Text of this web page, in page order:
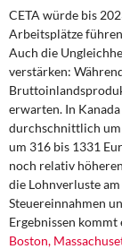
Steuer- und
Öffentliche
Eurokrise und
DIE LINKE
Weitere
Memo-
CETA würde bis
Arbeitsplätze
Auch die
verstärken:
erwarten. In
durchschnittlich um
um 316 bis 1331
noch relativ
die Lohnverluste
Steuereinnahmen
Ergebnissen kommt
Boston,